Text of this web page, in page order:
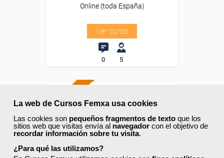
La web de Cursos Femxa usa cookies
Las cookies son pequeños fragmentos de texto que los
sitios web que visitas envía al navegador con el objetivo de
recordar información sobre tu visita.
¿Para qué las utilizamos?
Online (toda España)
Ver curso
0 5
ONLINE
Formación 100%
subvencionada.
Para desempleados,
trabajadores y autónomos.